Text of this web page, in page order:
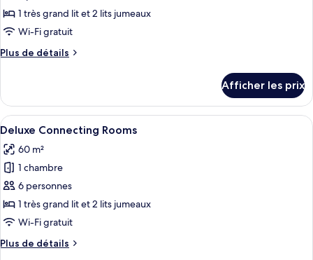
ce
type
chambre :
Two
Bedroom
Suite
1 très grand lit et 2 lits jumeaux
Wi-Fi gratuit
Plus de détails
Plus
Red
Level
Two
Suite
Afficher les prix
Afficher
toutes
les
photos
pour
ce
type
chambre :
Une chambre d’hôtel avec un grand
2
Deluxe Connecting Rooms
60 m²
1 chambre
6 personnes
1 très grand lit et 2 lits jumeaux
Wi-Fi gratuit
Plus de détails
Plus